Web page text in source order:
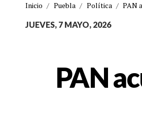
Inicio / Puebla / Política / PAN
JUEVES, 7 MAYO, 2026
PAN